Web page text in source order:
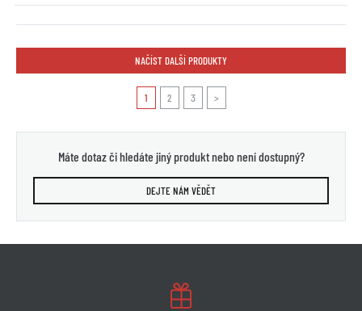
NAČÍST DALŠÍ PRODUKTY
1 2 3 >
Máte dotaz či hledáte jiný produkt nebo není dostupný?
DEJTE NÁM VĚDĚT